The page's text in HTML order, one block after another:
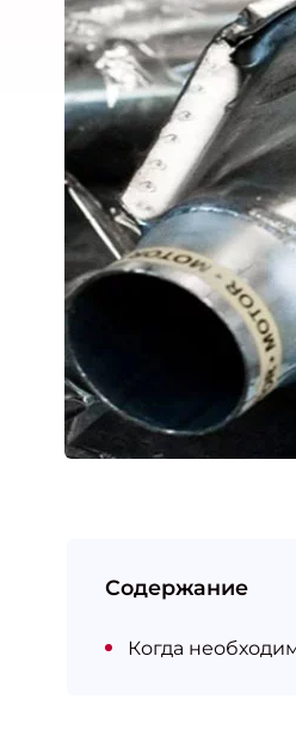
Содержание
Когда